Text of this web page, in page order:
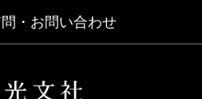
・お問い合わせ